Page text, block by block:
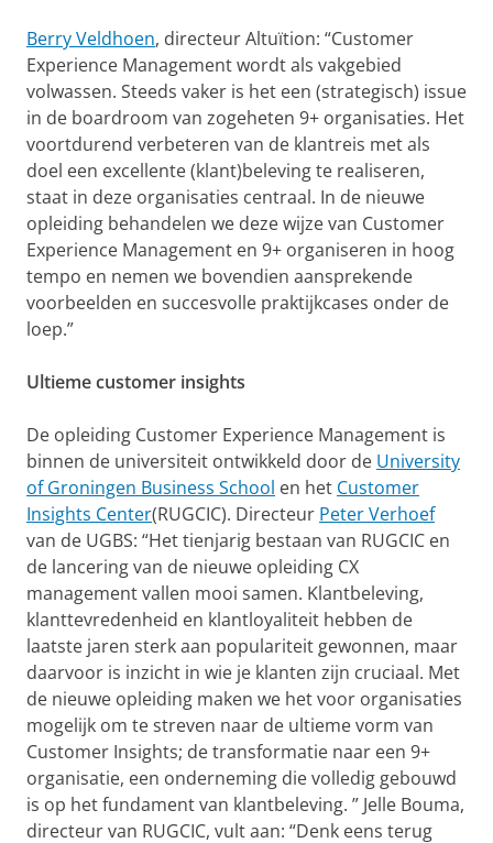
Berry Veldhoen, directeur Altuïtion: “Customer
Experience Management wordt als vakgebied
volwassen. Steeds vaker is het een (strategisch) issue
in de boardroom van zogeheten 9+ organisaties. Het
voortdurend verbeteren van de klantreis met als
doel een excellente (klant)beleving te realiseren,
staat in deze organisaties centraal. In de nieuwe
opleiding behandelen we deze wijze van Customer
Experience Management en 9+ organiseren in hoog
tempo en nemen we bovendien aansprekende
voorbeelden en succesvolle praktijkcases onder de
loep.”
Ultieme customer insights
De opleiding Customer Experience Management is
binnen de universiteit ontwikkeld door de University
of Groningen Business School en het Customer
Insights Center(RUGCIC). Directeur Peter Verhoef
van de UGBS: “Het tienjarig bestaan van RUGCIC en
de lancering van de nieuwe opleiding CX
management vallen mooi samen. Klantbeleving,
klanttevredenheid en klantloyaliteit hebben de
laatste jaren sterk aan populariteit gewonnen, maar
daarvoor is inzicht in wie je klanten zijn cruciaal. Met
de nieuwe opleiding maken we het voor organisaties
mogelijk om te streven naar de ultieme vorm van
Customer Insights; de transformatie naar een 9+
organisatie, een onderneming die volledig gebouwd
is op het fundament van klantbeleving. ” Jelle Bouma,
directeur van RUGCIC, vult aan: “Denk eens terug